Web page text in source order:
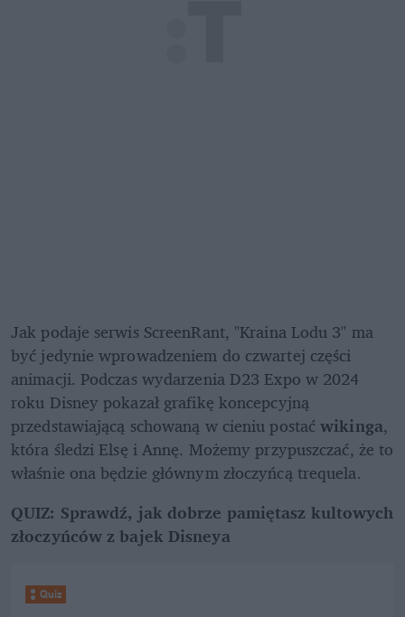
Jak podaje serwis ScreenRant, "Kraina Lodu 3" ma
być jedynie wprowadzeniem do czwartej części
animacji. Podczas wydarzenia D23 Expo w 2024
roku Disney pokazał grafikę koncepcyjną
przedstawiającą schowaną w cieniu postać wikinga,
która śledzi Elsę i Annę. Możemy przypuszczać, że to
właśnie ona będzie głównym złoczyńcą trequela.
QUIZ: Sprawdź, jak dobrze pamiętasz kultowych
złoczyńców z bajek Disneya
Quiz